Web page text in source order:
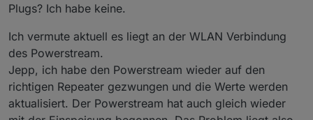
Plugs? Ich habe keine.
Ich vermute aktuell es liegt an der WLAN Verbindung
des Powerstream.
Jepp, ich habe den Powerstream wieder auf den
richtigen Repeater gezwungen und die Werte werden
aktualisiert. Der Powerstream hat auch gleich wieder